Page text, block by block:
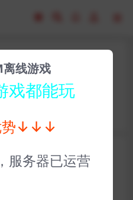
员D加密游戏无法激活问
离线游戏
戏都能玩
势↓↓↓
服务器已运营